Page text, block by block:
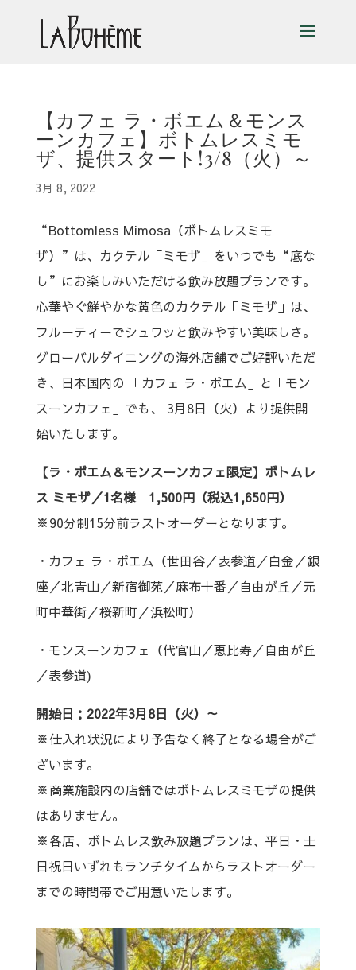
【カフェ ラ・ボエム＆モンス
ーンカフェ】ボトムレスミモ
ザ、提供スタート!3/8（火）～
3月 8, 2022
“Bottomless Mimosa（ボトムレスミモ
ザ）”は、カクテル「ミモザ」をいつでも“底な
し”にお楽しみいただける飲み放題プランです。
心華やぐ鮮やかな黄色のカクテル「ミモザ」は、
フルーティーでシュワッと飲みやすい美味しさ。
グローバルダイニングの海外店舗でご好評いただ
き、日本国内の 「カフェ ラ・ボエム」と「モン
スーンカフェ」でも、 3月8日（火）より提供開
始いたします。
【ラ・ボエム＆モンスーンカフェ限定】ボトムレ
ス ミモザ／1名様 1,500円（税込1,650円）
※90分制15分前ラストオーダーとなります。
・カフェ ラ・ボエム（世田谷／表参道／白金／銀
座／北青山／新宿御苑／麻布十番／自由が丘／元
町中華街／桜新町／浜松町）
・モンスーンカフェ（代官山／恵比寿／自由が丘
／表参道)
開始日：2022年3月8日（火）～
※仕入れ状況により予告なく終了となる場合がご
ざいます。
※商業施設内の店舗ではボトムレスミモザの提供
はありません。
※各店、ボトムレス飲み放題プランは、平日・土
日祝日いずれもランチタイムからラストオーダー
までの時間帯でご用意いたします。